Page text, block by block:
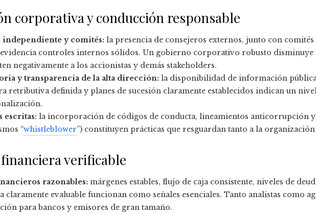
corporativa y conducción responsable
independiente y comités: la presencia de consejeros externos, junto con
controles internos sólidos. Un gobierno corporativo robusto disminuye
negativamente a los accionistas y demás stakeholders.
y transparencia de la alta dirección: la disponibilidad de información
retributiva definida y planes de sucesión claramente establecidos indican un
escritas: la incorporación de códigos de conducta, lineamientos anticorrupción y
“whistleblower”) constituyen prácticas que resguardan tanto a la
verificable
razonables: márgenes estables, flujo de caja consistente, niveles de
claramente evaluable funcionan como señales esenciales. Tanto analistas como
para bancos y emisores de gran tamaño.